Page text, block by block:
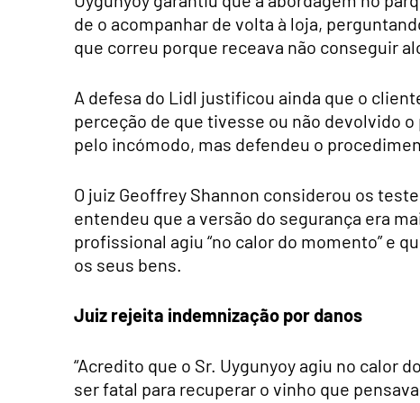
de o acompanhar de volta à loja,
que correu porque receava não conseguir
A defesa do Lidl justificou ainda que o
perceção de que tivesse ou não devolvido
pelo incómodo, mas defendeu o
O juiz Geoffrey Shannon considerou os
entendeu que a versão do segurança era
profissional agiu “no calor do momento” e
os seus bens.
Juiz rejeita indemnização por danos
“Acredito que o Sr. Uygunyoy agiu no calor
ser fatal para recuperar o vinho que